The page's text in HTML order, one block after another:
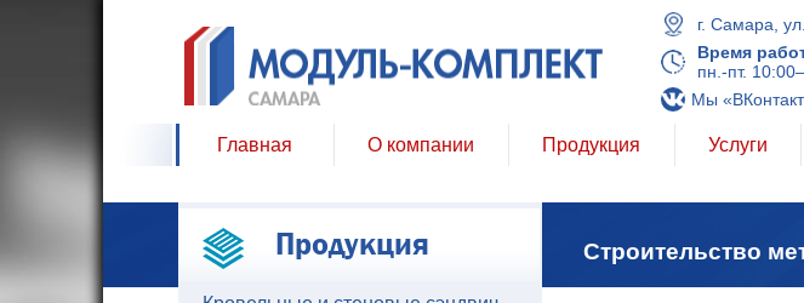
г. Самара,
Время
пн.-пт.
Мы
Главная О компании Продукция Услуги
Продукция Строительство